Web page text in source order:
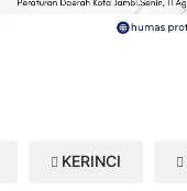
KERINCI